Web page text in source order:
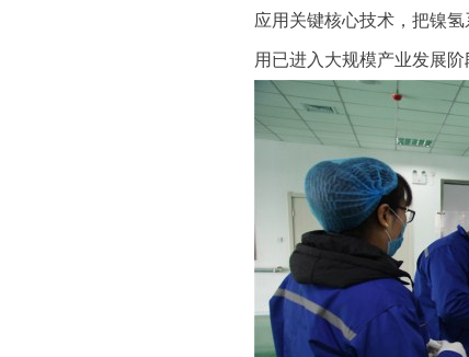
应用关键核心技术，把镍
用已进入大规模产业发展阶